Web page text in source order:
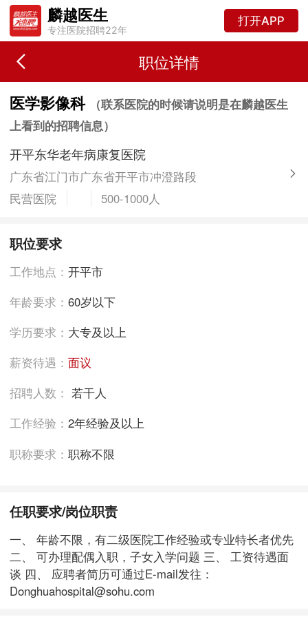
麟越医生
专注医院招聘22年
打开APP
职位详情
医学影像科
（联系医院的时候请说明是在麟越医生
上看到的招聘信息）
开平东华老年病康复医院
广东省江门市广东省开平市冲澄路段
民营医院
500-1000人
职位要求
工作地点：开平市
年龄要求：60岁以下
学历要求： 大专及以上
薪资待遇：面议
招聘人数：若干人
工作经验：2年经验及以上
职称要求：职称不限
任职要求/岗位职责
一、 年龄不限，有二级医院工作经验或专业特长者优先
二、 可办理配偶入职，子女入学问题 三、 工资待遇面
谈 四、 应聘者简历可通过E-mail发往：
Donghuahospital@sohu.com